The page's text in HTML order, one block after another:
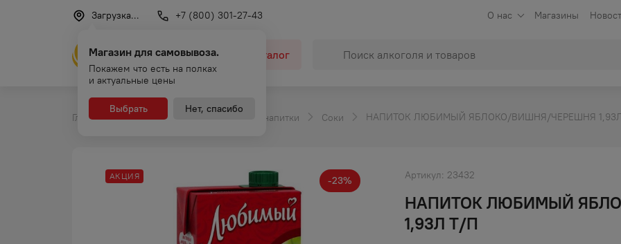
Загрузка... +7 (800) 301-27-43 О нас Магазины
Каталог
Магазин для самовывоза.
Покажем что есть на полках
и актуальные цены
Выбрать Нет, спасибо
Главная Каталог Безалкогольные напитки Соки НАПИТОК ЛЮБИМЫЙ ЯБЛОКО/ВИШНЯ/ЧЕРЕШНЯ
-23%
АКЦИЯ Артикул: 23432
НАПИТОК ЛЮБИМЫЙ
1,93Л Т/П